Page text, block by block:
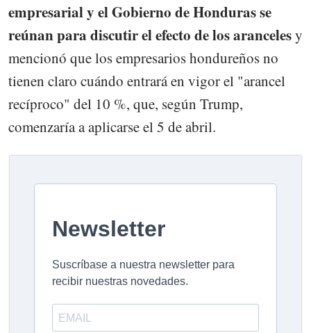
empresarial y el Gobierno de Honduras se
reúnan para discutir el efecto de los arancelesy
mencionó que los empresarios hondureños no
tienen claro cuándo entrará en vigor el "arancel
recíproco" del 10 %, que, según Trump,
comenzaría a aplicarse el 5 de abril.